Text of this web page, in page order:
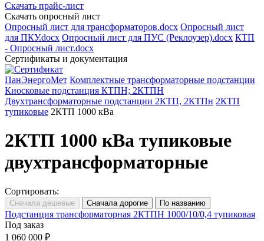
Скачать прайс-лист
Скачать опросный лист
Опросный лист для трансформаторов.docx Опросный лист
для ПКУ.docx Опросный лист для ПУС (Реклоузер).docx КТП
- Опросный лист.docx
Сертификаты и документация
ПанЭнергоМет Комплектные трансформаторные подстанции
Киосковые подстанция КТПН; 2КТПН
Двухтрансформаторные подстанции 2КТП, 2КТПн 2КТП
тупиковые 2КТП 1000 кВа
2КТП 1000 кВа тупиковые
двухтрансформаторные
Сортировать:
Подстанция трансформаторная 2КТПН 1000/10/0,4 тупиковая
Под заказ
1 060 000 ₽